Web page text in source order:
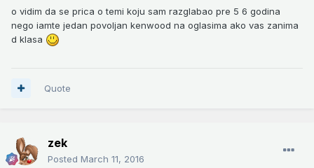
o vidim da se prica o temi koju sam razglabao pre 5 6 godina
nego iamte jedan povoljan kenwood na oglasima ako vas zanima
d klasa
Quote
zek
Posted March 11, 2016